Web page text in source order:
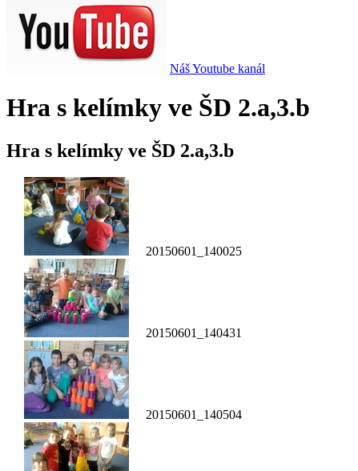
Náš Youtube kanál
Hra s kelímky ve ŠD 2.a,3.b
Hra s kelímky ve ŠD 2.a,3.b
20150601_140025
20150601_140431
20150601_140504